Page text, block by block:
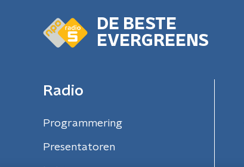
DE BESTE
EVERGREENS
Radio
Programmering
Presentatoren